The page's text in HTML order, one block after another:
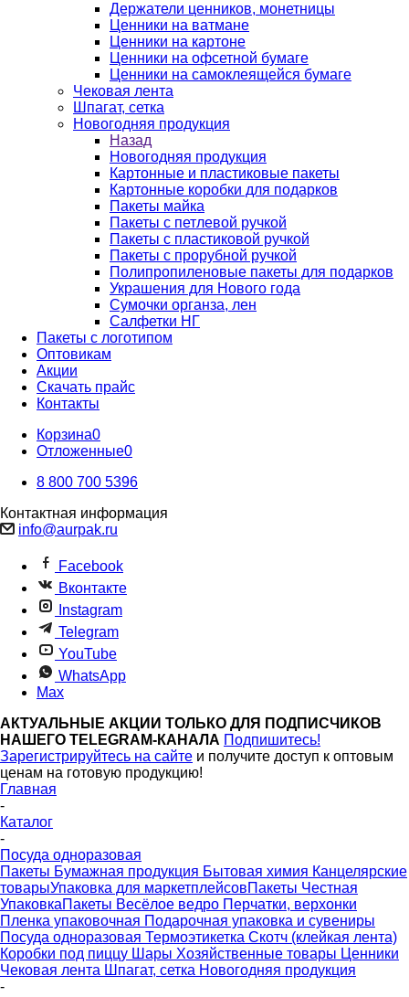
Держатели ценников, монетницы
Ценники на ватмане
Ценники на картоне
Ценники на офсетной бумаге
Ценники на самоклеящейся бумаге
Чековая лента
Шпагат, сетка
Новогодняя продукция
Назад
Новогодняя продукция
Картонные и пластиковые пакеты
Картонные коробки для подарков
Пакеты майка
Пакеты с петлевой ручкой
Пакеты с пластиковой ручкой
Пакеты с прорубной ручкой
Полипропиленовые пакеты для подарков
Украшения для Нового года
Сумочки органза, лен
Салфетки НГ
Пакеты с логотипом
Оптовикам
Акции
Скачать прайс
Контакты
Корзина0
Отложенные0
8 800 700 5396
Контактная информация
info@aurpak.ru
Facebook
Вконтакте
Instagram
Telegram
YouTube
WhatsApp
Max
АКТУАЛЬНЫЕ АКЦИИ ТОЛЬКО ДЛЯ ПОДПИСЧИКОВ
НАШЕГО TELEGRAM-КАНАЛА Подпишитесь!
Зарегистрируйтесь на сайте и получите доступ к оптовым
ценам на готовую продукцию!
Главная
-
Каталог
-
Посуда одноразовая
Пакеты Бумажная продукция Бытовая химия Канцелярские
товарыУпаковка для маркетплейсовПакеты Честная
УпаковкаПакеты Весёлое ведро Перчатки, верхонки
Пленка упаковочная Подарочная упаковка и сувениры
Посуда одноразовая Термоэтикетка Скотч (клейкая лента)
Коробки под пиццу Шары Хозяйственные товары Ценники
Чековая лента Шпагат, сетка Новогодняя продукция
-